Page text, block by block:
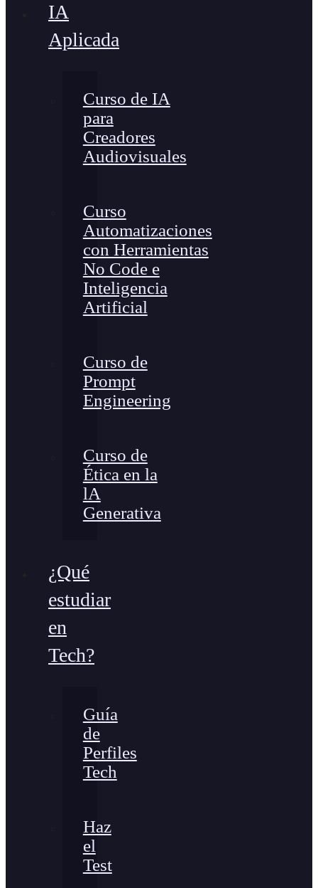
IA
Aplicada
Curso de IA
para
Creadores
Audiovisuales
Curso
Automatizaciones
con Herramientas
No Code e
Inteligencia
Artificial
Curso de
Prompt
Engineering
Curso de
Ética en la
lA
Generativa
¿Qué
estudiar
en
Tech?
Guía
de
Perfiles
Tech
Haz
el
Test